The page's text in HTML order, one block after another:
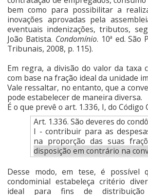
bem como para possibilitar a
inovações aprovadas pela
eventuais indenizações, tributos,
João Batista. Condomínio. 10ª ed. São
Tribunais, 2008, p. 115).
Em regra, a divisão do valor da taxa
com base na fração ideal da unidade
Vale ressaltar, no entanto, que a
pode estabelecer de maneira diversa.
É o que prevê o art. 1.336, I, do Código
Art. 1.336. São deveres do
I - contribuir para as
na proporção das suas
disposição em contrário na
Desse modo, em tese, é possível
condominial estabeleça critério
ideal para fins de distribuição